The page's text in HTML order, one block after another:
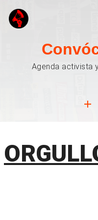
Agenda activista